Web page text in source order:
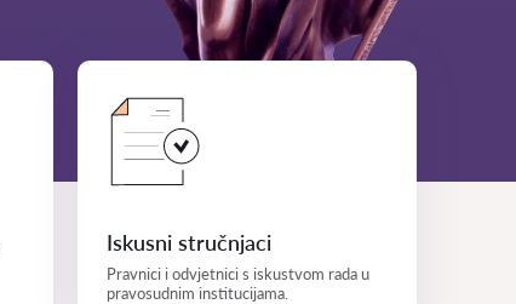
Iskusni stručnjaci
Pravnici i odvjetnici s iskustvom rada u
pravosudnim institucijama.